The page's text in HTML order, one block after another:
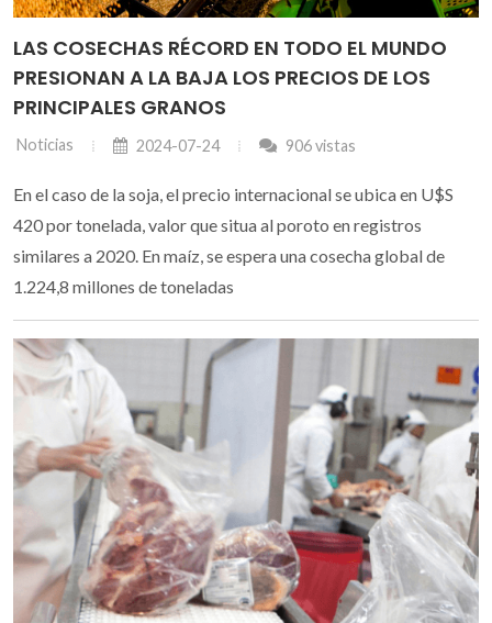
LAS COSECHAS RÉCORD EN TODO EL MUNDO
PRESIONAN A LA BAJA LOS PRECIOS DE LOS
PRINCIPALES GRANOS
Noticias 2024-07-24 906 vistas
En el caso de la soja, el precio internacional se ubica en U$S
420 por tonelada, valor que situa al poroto en registros
similares a 2020. En maíz, se espera una cosecha global de
1.224,8 millones de toneladas